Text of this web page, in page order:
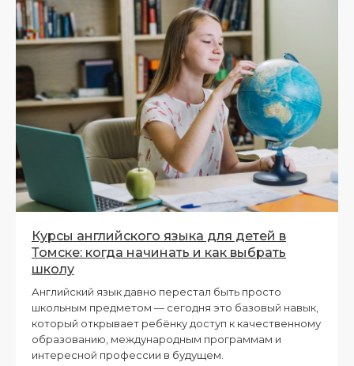
Курсы английского языка для детей в
Томске: когда начинать и как выбрать
школу
Английский язык давно перестал быть просто
школьным предметом — сегодня это базовый навык,
который открывает ребёнку доступ к качественному
образованию, международным программам и
интересной профессии в будущем.